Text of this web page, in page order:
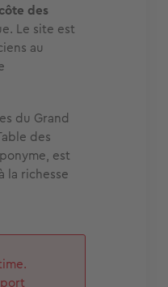
des
Le site est
au
du Grand
des
est
la richesse